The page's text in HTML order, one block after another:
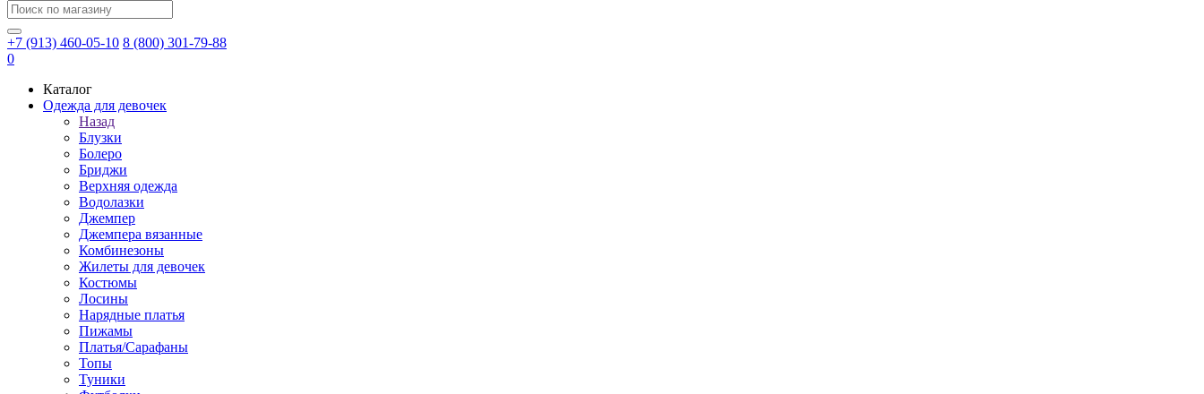
+7 (913) 460-05-10 8 (800) 301-79-88
0
Каталог
Одежда для девочек
Назад
Блузки
Болеро
Бриджи
Верхняя одежда
Водолазки
Джемпер
Джемпера вязанные
Комбинезоны
Жилеты для девочек
Костюмы
Лосины
Нарядные платья
Пижамы
Платья/Сарафаны
Топы
Туники